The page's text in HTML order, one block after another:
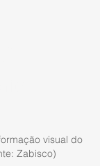
visual do
Zabisco)